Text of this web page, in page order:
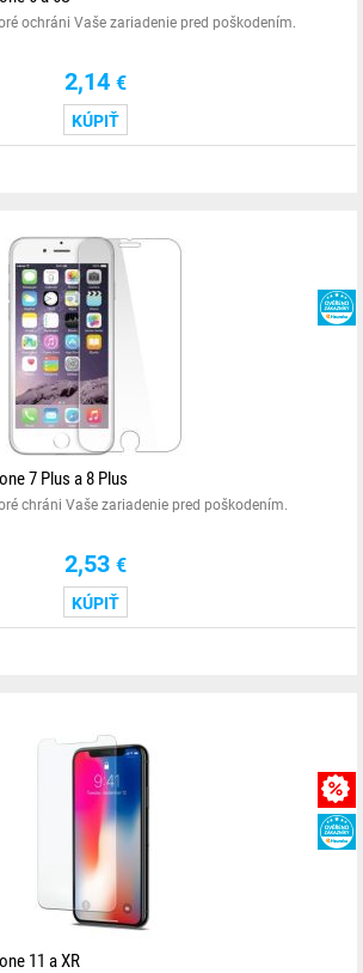
ochráni Vaše zariadenie pred poškodením.
2,14 €
KÚPIŤ
7 Plus a 8 Plus
chráni Vaše zariadenie pred poškodením.
2,53 €
KÚPIŤ
11 a XR